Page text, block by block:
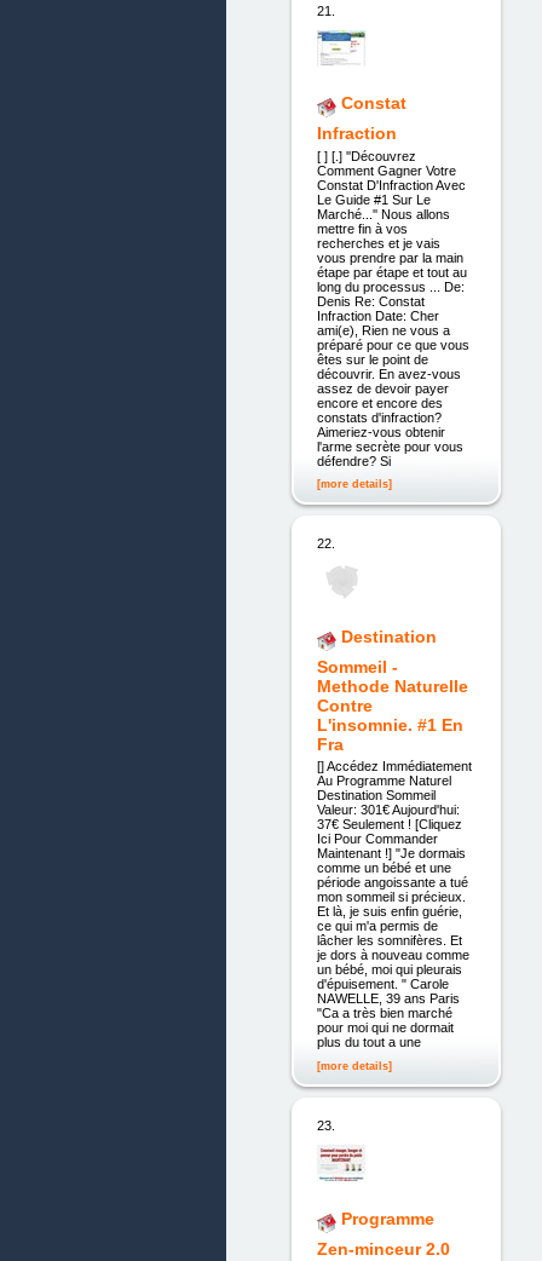
21.
Constat
Infraction
[ ] [.] ''Découvrez
Comment Gagner Votre
Constat D'Infraction Avec
Le Guide #1 Sur Le
Marché...'' Nous allons
mettre fin à vos
recherches et je vais
vous prendre par la main
étape par étape et tout au
long du processus ... De:
Denis Re: Constat
Infraction Date: Cher
ami(e), Rien ne vous a
préparé pour ce que vous
êtes sur le point de
découvrir. En avez-vous
assez de devoir payer
encore et encore des
constats d'infraction?
Aimeriez-vous obtenir
l'arme secrète pour vous
défendre? Si
[more details]
22.
Destination
Sommeil -
Methode Naturelle
Contre
L'insomnie. #1 En
Fra
[] Accédez Immédiatement
Au Programme Naturel
Destination Sommeil
Valeur: 301€ Aujourd'hui:
37€ Seulement ! [Cliquez
Ici Pour Commander
Maintenant !] "Je dormais
comme un bébé et une
période angoissante a tué
mon sommeil si précieux.
Et là, je suis enfin guérie,
ce qui m'a permis de
lâcher les somnifères. Et
je dors à nouveau comme
un bébé, moi qui pleurais
d'épuisement. " Carole
NAWELLE, 39 ans Paris
"Ca a très bien marché
pour moi qui ne dormait
plus du tout a une
[more details]
23.
Programme
Zen-minceur 2.0